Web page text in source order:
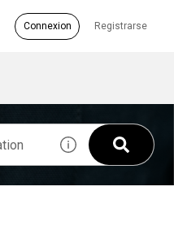
Registrarse
Connexion